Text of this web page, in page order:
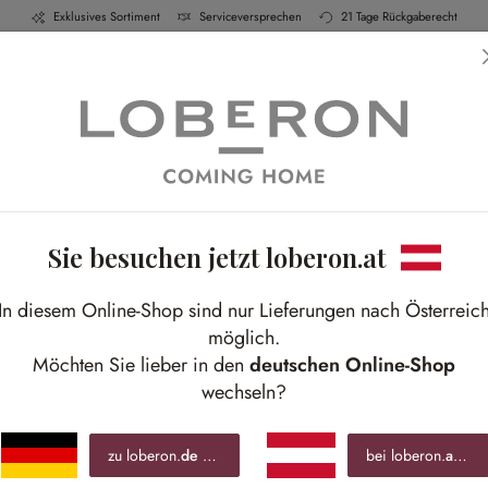
Exklusives Sortiment Serviceversprechen 21 Tage Rückgaberecht
Küche Schlafen Bad
Country Elegance
Klassische Eleganz im rustikalen Landhaus-Stil
Sie besuchen jetzt loberon.at
In diesem Online-Shop sind nur Lieferungen nach Österreich
möglich.
Möchten Sie lieber in den deutschen Online-Shop
wechseln?
zu loberon.de bei loberon.at